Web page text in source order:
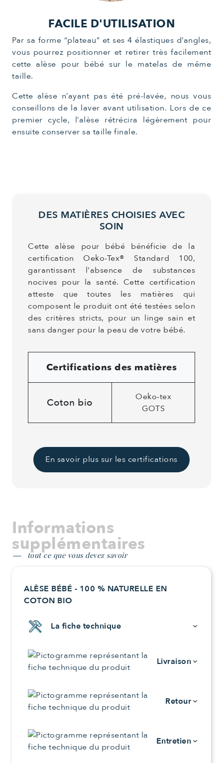
FACILE D'UTILISATION
Par sa forme “plateau” et ses 4 élastiques d’angles,
vous pourrez positionner et retirer très facilement
cette alèse pour bébé sur le matelas de même
taille.
Cette alèse n’ayant pas été pré-lavée, nous vous
conseillons de la laver avant utilisation. Lors de ce
premier cycle, l’alèse rétrécira légèrement pour
ensuite conserver sa taille finale.
DES MATIÈRES CHOISIES AVEC
SOIN
Cette alèse pour bébé bénéficie de la
certification Oeko-Tex® Standard 100,
garantissant l'absence de substances
nocives pour la santé. Cette certification
atteste que toutes les matières qui
composent le produit ont été testées selon
des critères stricts, pour un linge sain et
sans danger pour la peau de votre bébé.
Certifications des matières
Coton bio
Oeko-tex
GOTS
En savoir plus sur les certifications
Informations
supplémentaires
tout ce que vous devez savoir
ALÈSE BÉBÉ - 100 % NATURELLE EN
COTON BIO
La fiche technique keyboard_arrow_down
Livraison keyboard_arrow_down
Retour keyboard_arrow_down
Entretien keyboard_arrow_down